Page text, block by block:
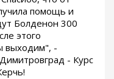
помощь и
Болденон 300
этого
выходим", -
- Курс